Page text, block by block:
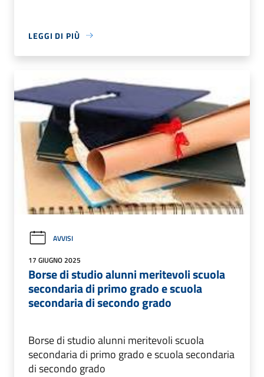
LEGGI DI PIÙ
AVVISI
17 GIUGNO 2025
Borse di studio alunni meritevoli scuola
secondaria di primo grado e scuola
secondaria di secondo grado
Borse di studio alunni meritevoli scuola
secondaria di primo grado e scuola secondaria
di secondo grado